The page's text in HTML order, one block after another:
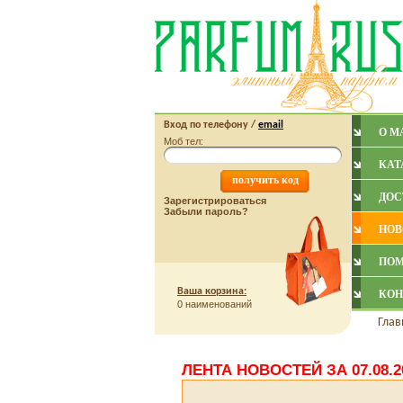
Вход по телефону / email
Моб тел:
Зарегистрироваться
Забыли пароль?
Ваша корзина:
0 наименований
О
ЛЕНТА НОВОСТЕЙ ЗА